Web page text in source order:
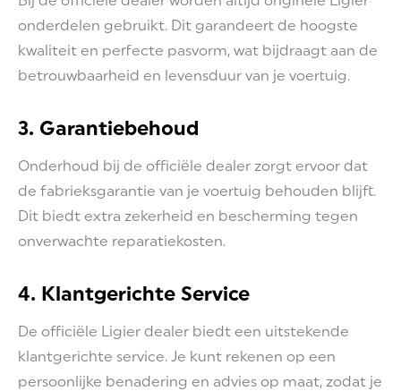
onderdelen gebruikt. Dit garandeert de hoogste
kwaliteit en perfecte pasvorm, wat bijdraagt aan de
betrouwbaarheid en levensduur van je voertuig.
3. Garantiebehoud
Onderhoud bij de officiële dealer zorgt ervoor dat
de fabrieksgarantie van je voertuig behouden blijft.
Dit biedt extra zekerheid en bescherming tegen
onverwachte reparatiekosten.
4. Klantgerichte Service
De officiële Ligier dealer biedt een uitstekende
klantgerichte service. Je kunt rekenen op een
persoonlijke benadering en advies op maat, zodat je